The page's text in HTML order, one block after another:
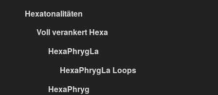
Hexatonalitäten
Voll verankert Hexa
HexaPhrygLa
HexaPhrygLa Loops
HexaPhryg